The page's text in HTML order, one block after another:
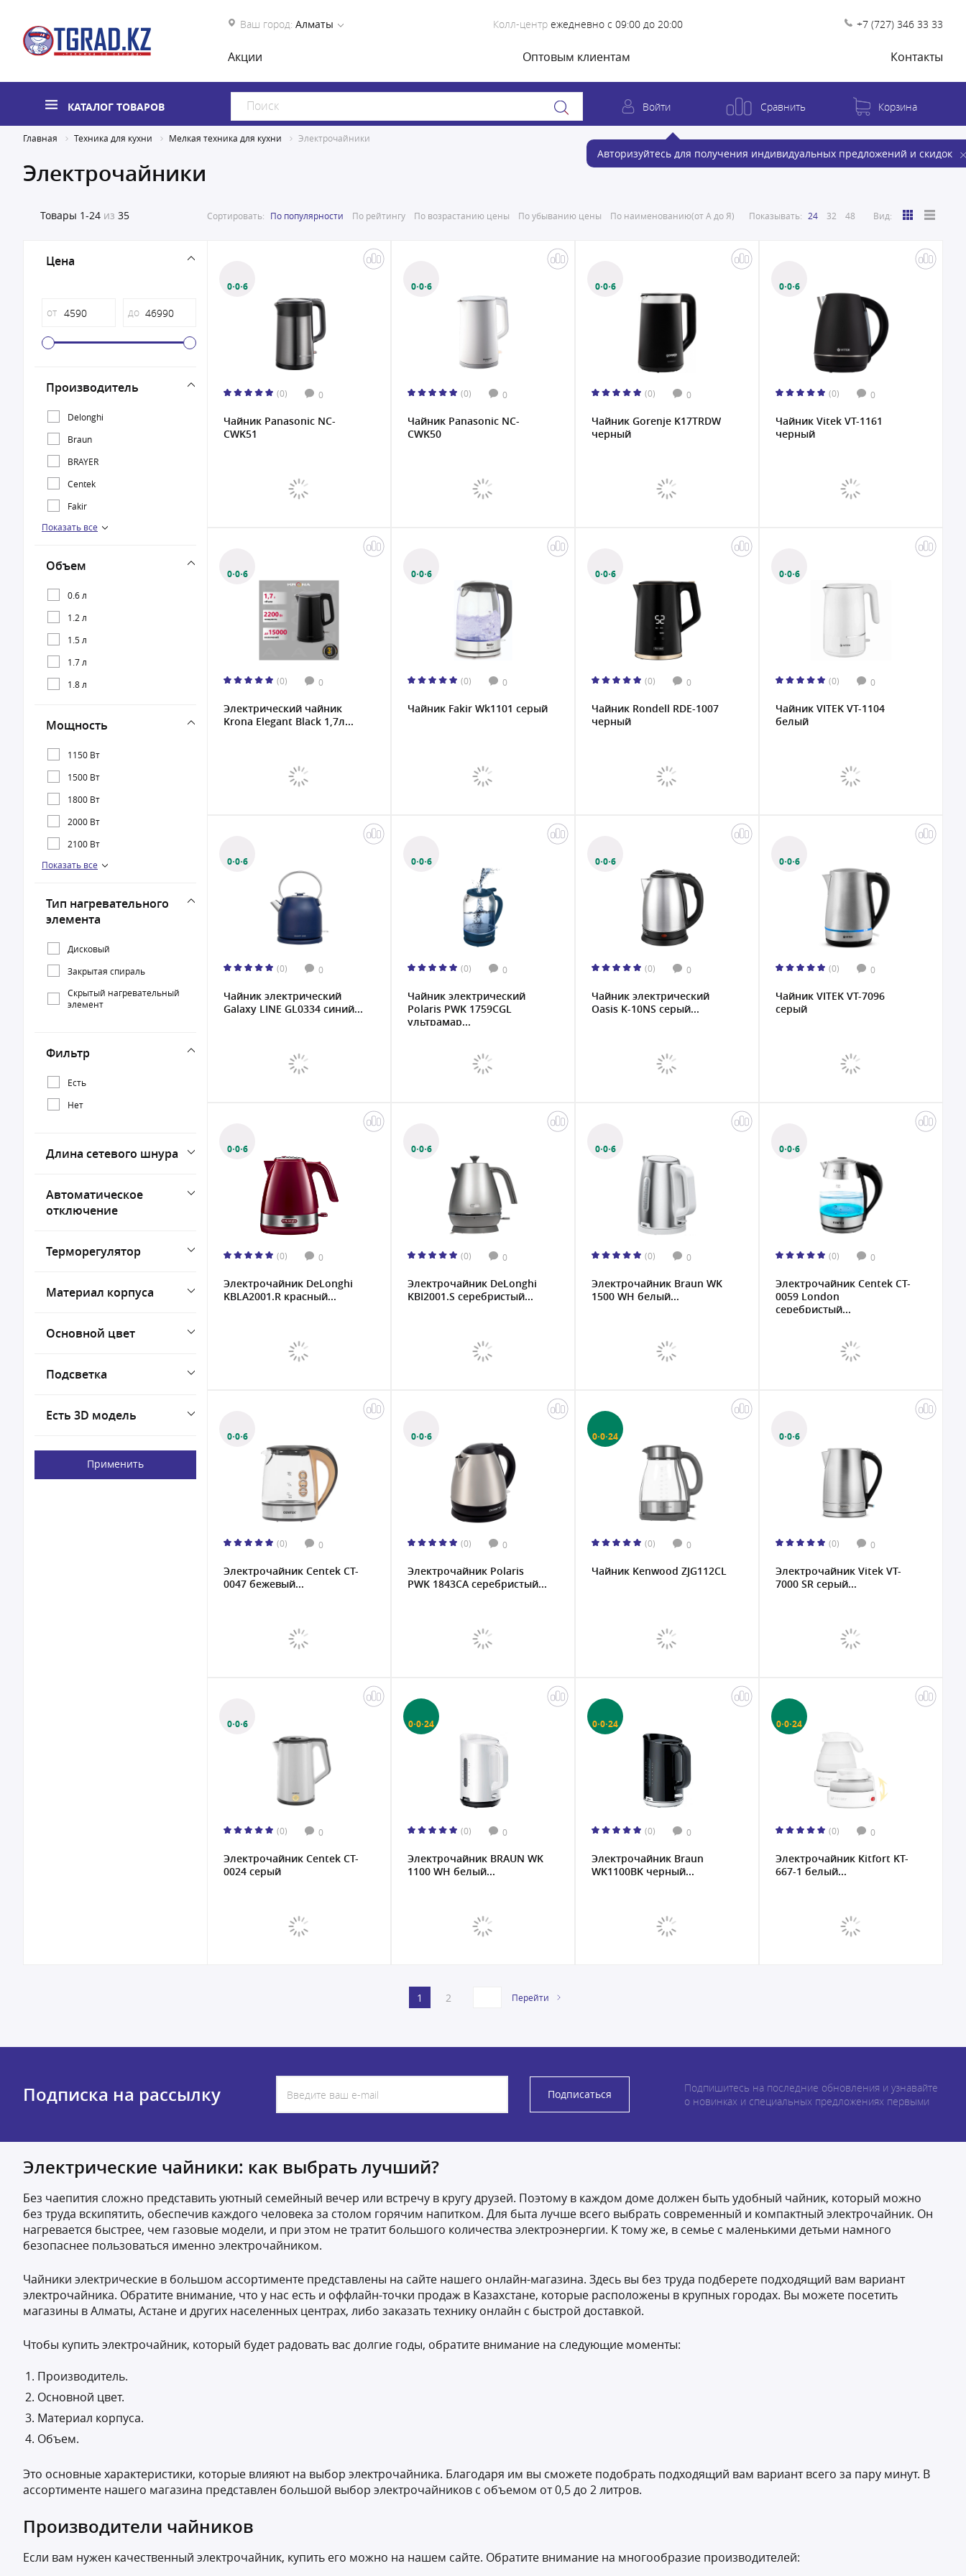
Ваш город: Алматы Колл-центр ежедневно с 09:00 до 20:00 +7 (727) 346 33 33
Акции Оптовым клиентам Контакты
КАТАЛОГ ТОВАРОВ Войти
Авторизуйтесь для получения индивидуальных предложений и скидок
Сравнить Корзина
Главная Техника для кухни Мелкая техника для кухни Электрочайники
Электрочайники
Товары 1-24 из 35 Сортировать: По популярности По рейтингу По возрастанию цены По убыванию цены По наименованию(от А до Я) Показывать: 24 32 48 Вид:
Цена
от до
Производитель
Delonghi
Braun
BRAYER
Centek
Fakir
Galaxy
Kenwood
Kitfort
KRONA
Oasis
Panasonic
Polaris
Vitek
Показать все
Объем
0.6 л
1.2 л
1.5 л
1.7 л
1.8 л
Мощность
1150 Вт
1500 Вт
1800 Вт
2000 Вт
2100 Вт
2150 Вт
Показать все
Тип нагревательного
элемента
Дисковый
Закрытая спираль
Скрытый нагревательный
элемент
Фильтр
Есть
Нет
Длина сетевого шнура
Автоматическое
отключение
Терморегулятор
Материал корпуса
Основной цвет
Подсветка
Есть 3D модель
Применить
0·0·6
(0) 0
Чайник Panasonic NC-
CWK51
0·0·6
(0) 0
Чайник Panasonic NC-
CWK50
0·0·6
(0) 0
Чайник Gorenje K17TRDW
черный
0·0·6
(0) 0
Чайник Vitek VT-1161
черный
0·0·6
(0) 0
Электрический чайник
Krona Elegant Black 1,7л...
0·0·6
(0) 0
Чайник Fakir Wk1101 серый
0·0·6
(0) 0
Чайник Rondell RDE-1007
черный
0·0·6
(0) 0
Чайник VITEK VT-1104
белый
0·0·6
(0) 0
Чайник электрический
Galaxy LINE GL0334 синий...
0·0·6
(0) 0
Чайник электрический
Polaris PWK 1759CGL
ультрамар...
0·0·6
(0) 0
Чайник электрический
Oasis K-10NS серый...
0·0·6
(0) 0
Чайник VITEK VT-7096
серый
0·0·6
(0) 0
Электрочайник DeLonghi
KBLA2001.R красный...
0·0·6
(0) 0
Электрочайник DeLonghi
KBI2001.S серебристый...
0·0·6
(0) 0
Электрочайник Braun WK
1500 WH белый...
0·0·6
(0) 0
Электрочайник Centek CT-
0059 London
серебристый...
0·0·6
(0) 0
Электрочайник Centek CT-
0047 бежевый...
0·0·6
(0) 0
Электрочайник Polaris
PWK 1843CA серебристый...
0·0·24
(0) 0
Чайник Kenwood ZJG112CL
0·0·6
(0) 0
Электрочайник Vitek VT-
7000 SR серый...
0·0·6
(0) 0
Электрочайник Centek CT-
0024 серый
0·0·24
(0) 0
Электрочайник BRAUN WK
1100 WH белый...
0·0·24
(0) 0
Электрочайник Braun
WK1100BK черный...
0·0·24
(0) 0
Электрочайник Kitfort KT-
667-1 белый...
1 2 Перейти
Подписка на рассылку Подписаться
Подпишитесь на последние обновления и узнавайте
о новинках и специальных предложениях первыми
Электрические чайники: как выбрать лучший?
Без чаепития сложно представить уютный семейный вечер или встречу в кругу друзей. Поэтому в каждом доме должен быть удобный чайник, который можно
без труда вскипятить, обеспечив каждого человека за столом горячим напитком. Для быта лучше всего выбрать современный и компактный электрочайник. Он
нагревается быстрее, чем газовые модели, и при этом не тратит большого количества электроэнергии. К тому же, в семье с маленькими детьми намного
безопаснее пользоваться именно электрочайником.
Чайники электрические в большом ассортименте представлены на сайте нашего онлайн-магазина. Здесь вы без труда подберете подходящий вам вариант
электрочайника. Обратите внимание, что у нас есть и оффлайн-точки продаж в Казахстане, которые расположены в крупных городах. Вы можете посетить
магазины в Алматы, Астане и других населенных центрах, либо заказать технику онлайн с быстрой доставкой.
Чтобы купить электрочайник, который будет радовать вас долгие годы, обратите внимание на следующие моменты:
Производитель.
Основной цвет.
Материал корпуса.
Объем.
Это основные характеристики, которые влияют на выбор электрочайника. Благодаря им вы сможете подобрать подходящий вам вариант всего за пару минут. В
ассортименте нашего магазина представлен большой выбор электрочайников с объемом от 0,5 до 2 литров.
Производители чайников
Если вам нужен качественный электрочайник, купить его можно на нашем сайте. Обратите внимание на многообразие производителей: